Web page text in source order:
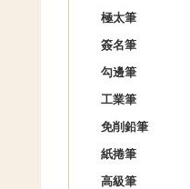
極太筆
簽名筆
勾邊筆
工業筆
免削鉛筆
紙捲筆
高級筆